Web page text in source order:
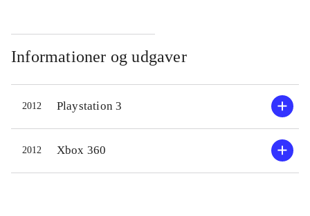
masser af forskellige våben og
angrebskombinationer at lære og der
er over 120 karakterer at spille og
udbygge. Som noget nyt har spillet
en story mode, med en historie om
tidsrejser og et legendarisk monster -
historien er dog ret rodet og ikke
Informationer og udgaver
2012 Playstation 3
2012 Xbox 360